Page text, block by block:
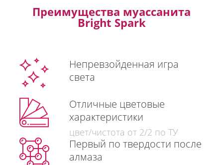
Преимущества муассанита
Bright Spark
Непревзойденная игра
света
Отличные цветовые
характеристики
цвет/чистота от 2/2 по ТУ
Первый по твердости после
алмаза